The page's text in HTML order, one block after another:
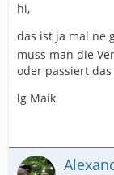
hi,
das ist ja mal ne
muss man die
oder passiert
lg Maik